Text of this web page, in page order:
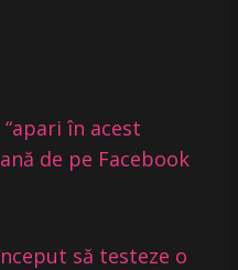
“apari în acest
de pe Facebook
să testeze o